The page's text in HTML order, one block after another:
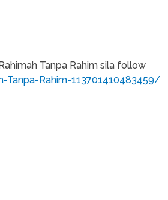
Tanpa Rahim sila follow
Rahim-113701410483459/